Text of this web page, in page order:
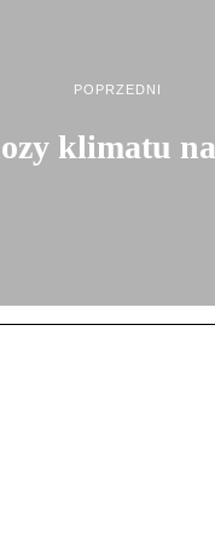
POPRZEDNI
klimatu